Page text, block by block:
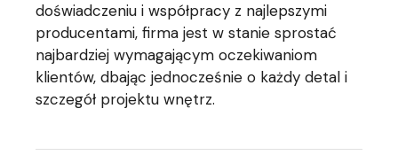
doświadczeniu i współpracy z najlepszymi
producentami, firma jest w stanie sprostać
najbardziej wymagającym oczekiwaniom
klientów, dbając jednocześnie o każdy detal i
szczegół projektu wnętrz.